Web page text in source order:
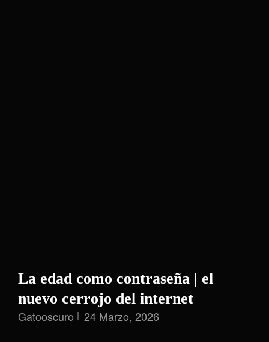
La edad como contraseña | el
nuevo cerrojo del internet
Gatooscuro 24 Marzo, 2026